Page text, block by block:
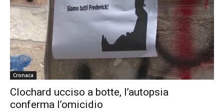
Cronaca
Clochard ucciso a botte, l’autopsia
conferma l’omicidio